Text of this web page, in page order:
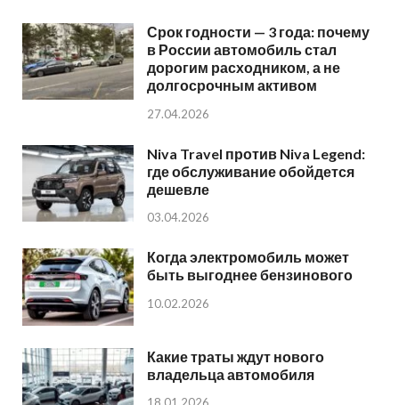
Срок годности — 3 года: почему
в России автомобиль стал
дорогим расходником, а не
долгосрочным активом
27.04.2026
Niva Travel против Niva Legend:
где обслуживание обойдется
дешевле
03.04.2026
Когда электромобиль может
быть выгоднее бензинового
10.02.2026
Какие траты ждут нового
владельца автомобиля